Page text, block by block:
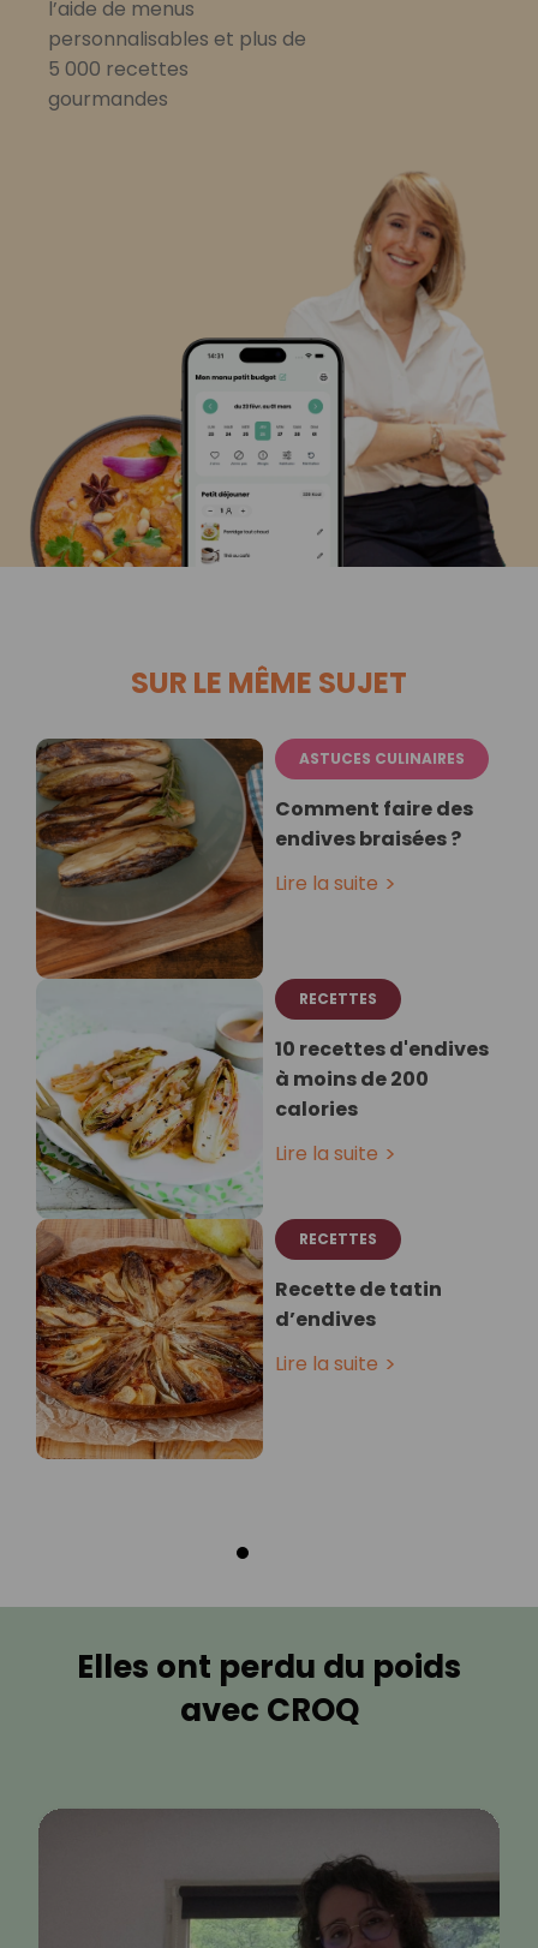
l’aide de menus
personnalisables et plus de
5 000 recettes
gourmandes
SUR LE MÊME SUJET
ASTUCES CULINAIRES
Comment faire des
endives braisées ?
Lire la suite
RECETTES
10 recettes d'endives
à moins de 200
calories
Lire la suite
RECETTES
Recette de tatin
d’endives
Lire la suite
Elles ont perdu du poids
avec CROQ